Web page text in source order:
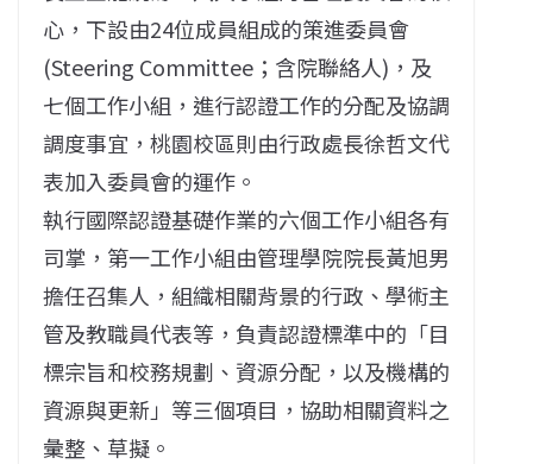
心，下設由24位成員組成的策進委員會
(Steering Committee；含院聯絡人)，及
七個工作小組，進行認證工作的分配及協調
調度事宜，桃園校區則由行政處長徐哲文代
表加入委員會的運作。
執行國際認證基礎作業的六個工作小組各有
司掌，第一工作小組由管理學院院長黃旭男
擔任召集人，組織相關背景的行政、學術主
管及教職員代表等，負責認證標準中的「目
標宗旨和校務規劃、資源分配，以及機構的
資源與更新」等三個項目，協助相關資料之
彙整、草擬。